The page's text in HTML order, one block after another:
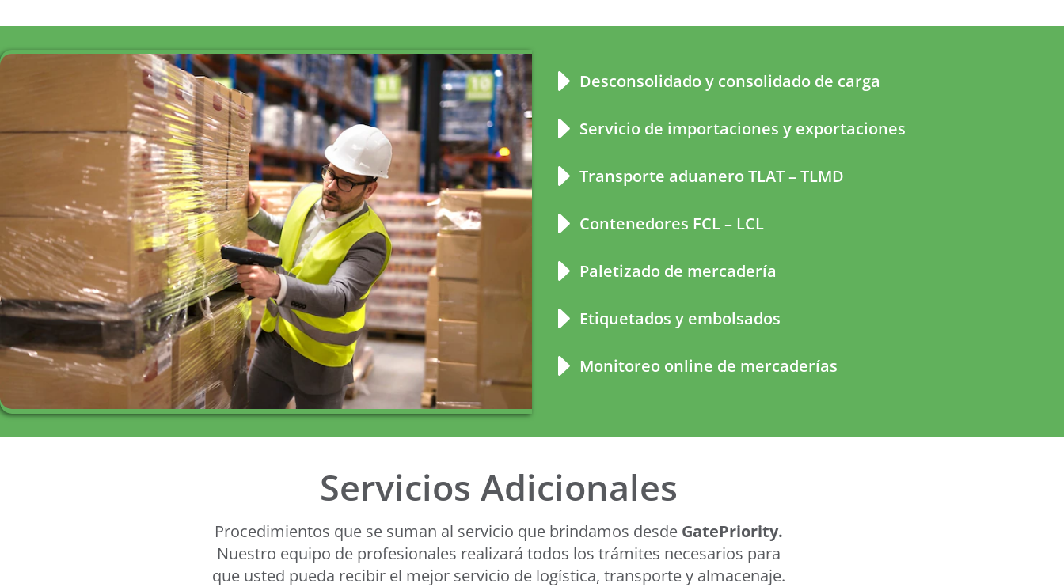
Desconsolidado y consolidado de carga
Servicio de importaciones y exportaciones
Transporte aduanero TLAT – TLMD
Contenedores FCL – LCL
Paletizado de mercadería
Etiquetados y embolsados
Monitoreo online de mercaderías
Servicios Adicionales
Procedimientos que se suman al servicio que brindamos desde GatePriority.
Nuestro equipo de profesionales realizará todos los trámites necesarios para
que usted pueda recibir el mejor servicio de logística, transporte y almacenaje.